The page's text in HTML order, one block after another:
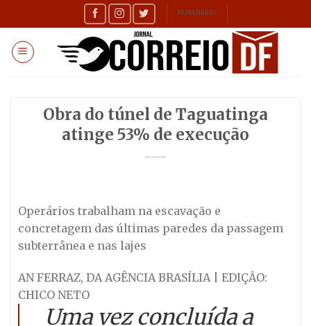
to
content
SEMANÁRIO
Obra do túnel de Taguatinga
atinge 53% de execução
Operários trabalham na escavação e
concretagem das últimas paredes da passagem
subterrânea e nas lajes
AN FERRAZ, DA AGÊNCIA BRASÍLIA | EDIÇÃO:
CHICO NETO
Uma vez concluída a